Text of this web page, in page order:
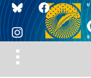
blueskyfacebook
instagram
Toggle
sidebar